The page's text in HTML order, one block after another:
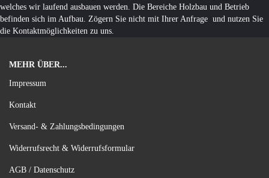
welches wir laufend ausbauen werden. Die Bereiche Holzbau und Betrieb
befinden sich im Aufbau. Zögern Sie nicht mit Ihrer Anfrage und nutzen Sie
die Kontaktmöglichkeiten zu uns.
MEHR ÜBER...
Impressum
Kontakt
Versand- & Zahlungsbedingungen
Widerrufsrecht & Widerrufsformular
AGB / Datenschutz